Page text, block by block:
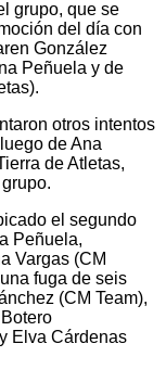
grupo, que se
del día con
González
Peñuela y de
otros intentos
de Ana
de Atletas,
el segundo
Peñuela,
Vargas (CM
fuga de seis
(CM Team),
Elva Cárdenas